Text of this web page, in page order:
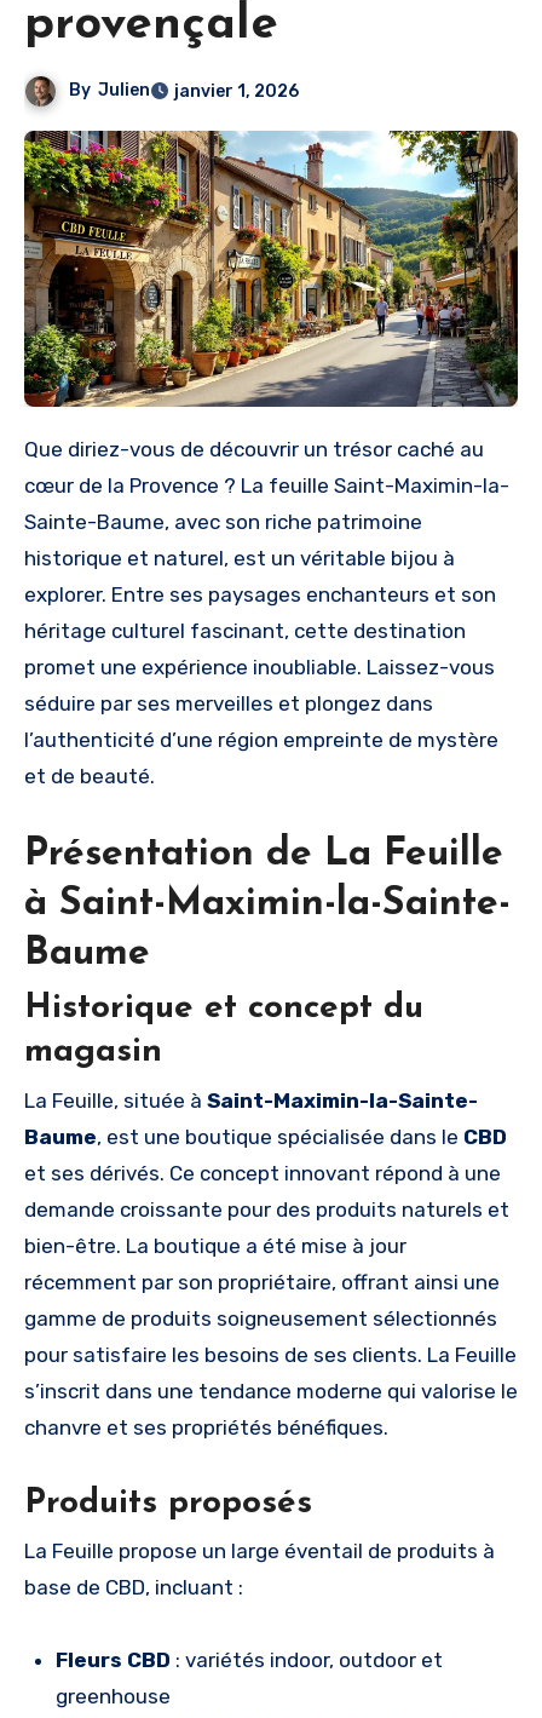
provençale
By Julien janvier 1, 2026
Que diriez-vous de découvrir un trésor caché au
cœur de la Provence ? La feuille Saint-Maximin-la-
Sainte-Baume, avec son riche patrimoine
historique et naturel, est un véritable bijou à
explorer. Entre ses paysages enchanteurs et son
héritage culturel fascinant, cette destination
promet une expérience inoubliable. Laissez-vous
séduire par ses merveilles et plongez dans
l’authenticité d’une région empreinte de mystère
et de beauté.
Présentation de La Feuille
à Saint-Maximin-la-Sainte-
Baume
Historique et concept du
magasin
La Feuille, située à Saint-Maximin-la-Sainte-
Baume, est une boutique spécialisée dans le CBD
et ses dérivés. Ce concept innovant répond à une
demande croissante pour des produits naturels et
bien-être. La boutique a été mise à jour
récemment par son propriétaire, offrant ainsi une
gamme de produits soigneusement sélectionnés
pour satisfaire les besoins de ses clients. La Feuille
s’inscrit dans une tendance moderne qui valorise le
chanvre et ses propriétés bénéfiques.
Produits proposés
La Feuille propose un large éventail de produits à
base de CBD, incluant :
Fleurs CBD : variétés indoor, outdoor et
greenhouse